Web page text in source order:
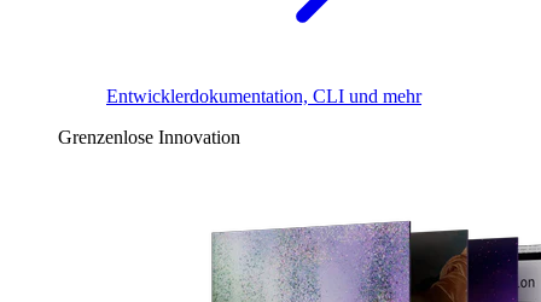
Entwicklerdokumentation, CLI und mehr
Grenzenlose Innovation